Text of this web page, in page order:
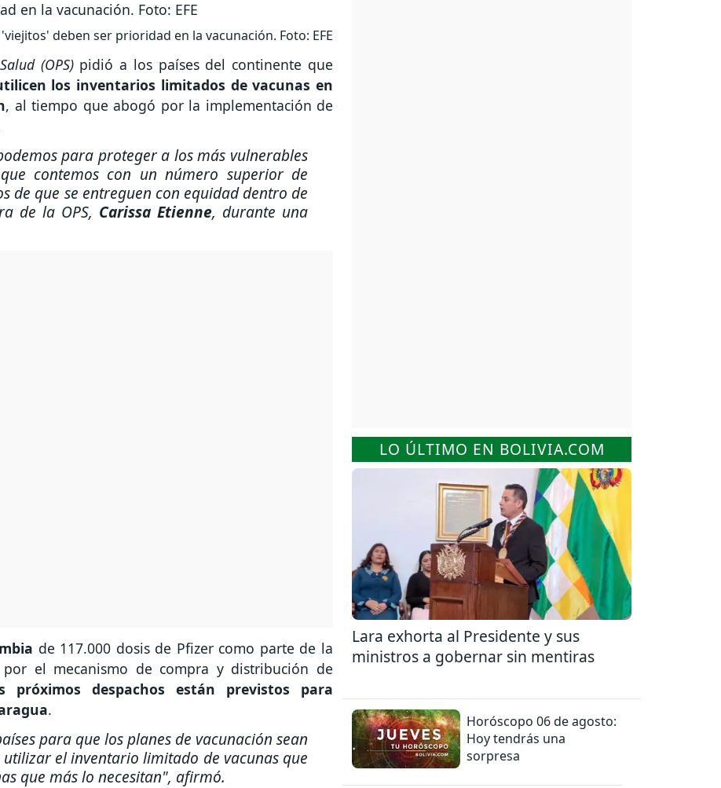
deben ser prioridad en la vacunación. Foto: EFE
(OPS)pidió a los países del continente que
los inventarios limitados de vacunas en
, al tiempo que abogó por la implementación de
para proteger a los más vulnerables
contemos con un número superior de
de que se entreguen con equidad dentro de
de la OPS, Carissa Etienne, durante una
de 117.000 dosis de Pfizer como parte de la
el mecanismo de compra y distribución de
próximos despachos están previstos para
.
para que los planes de vacunación sean
utilizar el inventario limitado de vacunas que
que más lo necesitan", afirmó.
LO ÚLTIMO EN BOLIVIA.COM
Lara exhorta al Presidente y sus
ministros a gobernar sin mentiras
Horóscopo 06 de agosto:
Hoy tendrás una
sorpresa